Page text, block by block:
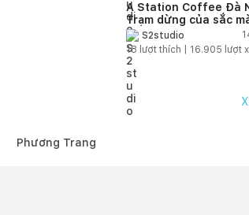
A Station Coffee Đà
Trạm dừng của sắc
cảm hứng
S2studio
18 lượt thích | 16.905 lượt
Phương Trang